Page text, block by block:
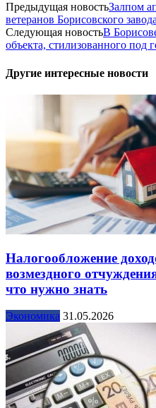
Предыдущая новостьЗалпом
ветеранов Борисовского
Следующая новостьВ
объекта, стилизованного под
Другие интересные новости
Налогообложение
возмездного
что нужно знать
Экономика 31.05.2026